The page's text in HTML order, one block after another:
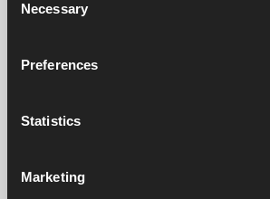
Selection
Necessary
Preferences
Statistics
Marketing
Art. nr: 3000420
Service und support